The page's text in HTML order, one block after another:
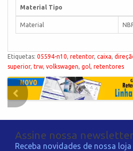
Material Tipo
Material
Etiquetas: 05594-n10, retentor, caixa,
superior, trw, volkswagen, gol, retentores
Assine nossa newsletter
Receba novidades de nossa loja